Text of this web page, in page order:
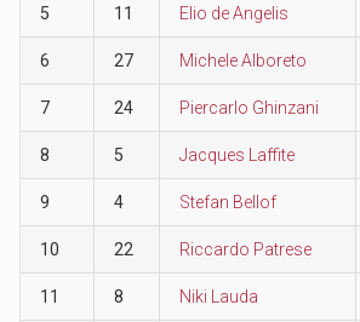
5 11 Elio de Angelis
6 27 Michele Alboreto
7 24 Piercarlo Ghinzani
8 5 Jacques Laffite
9 4 Stefan Bellof
10 22 Riccardo Patrese
11 8 Niki Lauda